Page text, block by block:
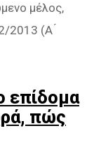
μέλος,
2013 (Α
επίδομα
πώς